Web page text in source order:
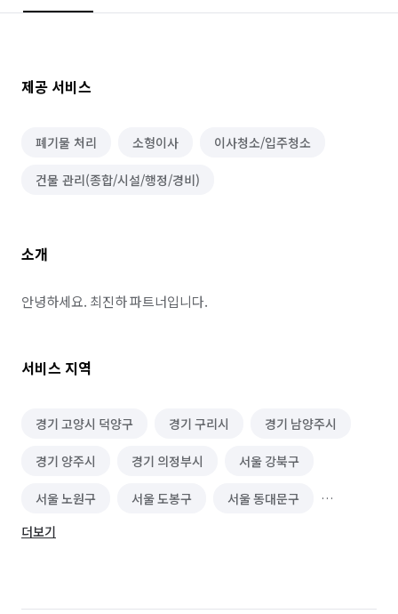
제공 서비스
폐기물 처리 소형이사 이사청소/입주청소
건물 관리(종합/시설/행정/경비)
소개
안녕하세요. 최진하 파트너입니다.
서비스 지역
경기 고양시 덕양구 경기 구리시 경기 남양주시
경기 양주시 경기 의정부시 서울 강북구
서울 노원구 서울 도봉구 서울 동대문구
서울 성북구
더보기